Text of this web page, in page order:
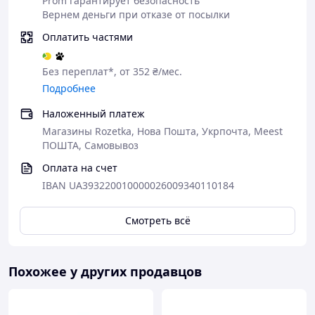
5) Видны Юпитер и Галилеевые спутники.
города, можно рассмотреть кольца Сатурна. В новой
версии из BAK4 кольца видно лучше, чем у старой
версии. Увеличение ставили между 50 и 75.
Вернем деньги при отказе от посылки
Оплатить частями
Без переплат*, от 352 ₴/мес.
Подробнее
Наложенный платеж
Магазины Rozetka, Нова Пошта, Укрпочта, Meest
ПОШТА, Самовывоз
Оплата на счет
IBAN UA393220010000026009340110184
Смотреть всё
Похожее у других продавцов